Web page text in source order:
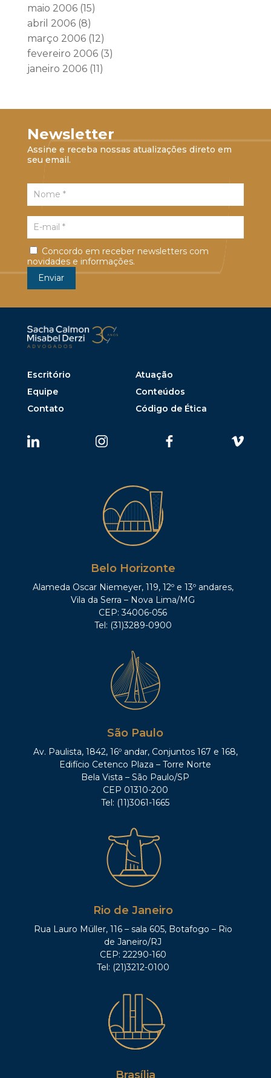
maio 2006(15)
abril 2006(8)
março 2006(12)
fevereiro 2006(3)
janeiro 2006(11)
Newsletter
Assine e receba nossas atualizações direto em
seu email.
Concordo em receber newsletters com
novidades e informações.
Escritório
Atuação
Equipe
Conteúdos
Contato
Código de Ética
Belo Horizonte
Alameda Oscar Niemeyer, 119, 12º e 13º andares,
Vila da Serra – Nova Lima/MG
CEP: 34006-056
Tel: (31)3289-0900
São Paulo
Av. Paulista, 1842, 16º andar, Conjuntos 167 e 168,
Edifício Cetenco Plaza – Torre Norte
Bela Vista – São Paulo/SP
CEP 01310-200
Tel: (11)3061-1665
Rio de Janeiro
Rua Lauro Müller, 116 – sala 605, Botafogo – Rio
de Janeiro/RJ
CEP: 22290-160
Tel: (21)3212-0100
Brasília